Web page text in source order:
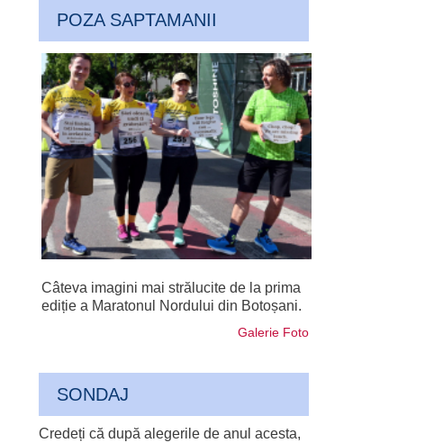
POZA SAPTAMANII
Câteva imagini mai strălucite de la prima
ediție a Maratonul Nordului din Botoșani.
Galerie Foto
SONDAJ
Credeți că după alegerile de anul acesta,